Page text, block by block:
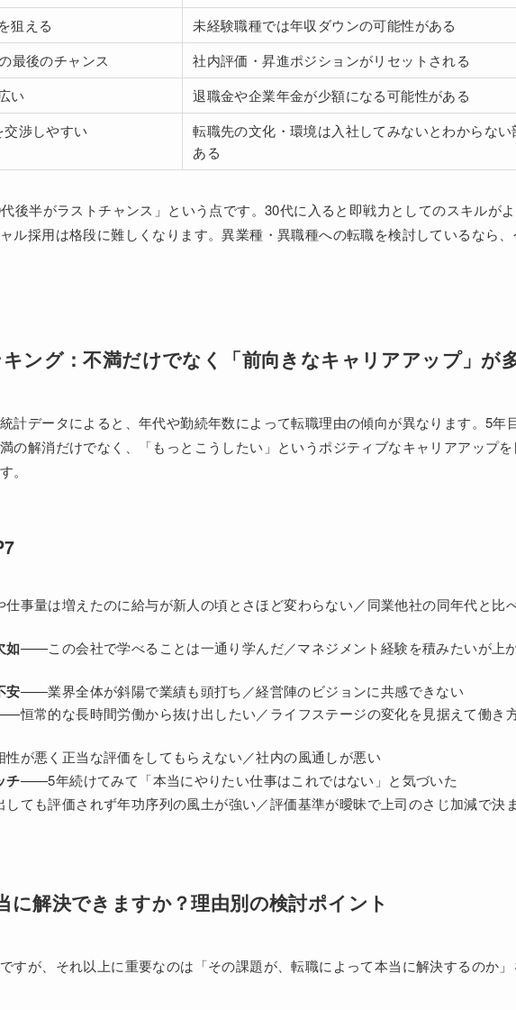
狙える
未経験職種では年収ダウンの可能性がある
最後のチャンス
社内評価・昇進ポジションがリセットされる
い
退職金や企業年金が少額になる可能性がある
渉しやすい
転職先の文化・環境は入社してみないとわからない
ある
後半がラストチャンス」という点です。30代に入ると即戦力としてのスキルが
ル採用は格段に難しくなります。異業種・異職種への転職を検討しているなら、
ング：不満だけでなく「前向きなキャリアアップ」が
計データによると、年代や勤続年数によって転職理由の傾向が異なります。5年
の解消だけでなく、「もっとこうしたい」というポジティブなキャリアアップ
。
事量は増えたのに給与が新人の頃とさほど変わらない／同業他社の同年代と比
如——この会社で学べることは一通り学んだ／マネジメント経験を積みたいが上
安——業界全体が斜陽で業績も頭打ち／経営陣のビジョンに共感できない
恒常的な長時間労働から抜け出したい／ライフステージの変化を見据えて働き
が悪く正当な評価をしてもらえない／社内の風通しが悪い
チ——5年続けてみて「本当にやりたい仕事はこれではない」と気づいた
ても評価されず年功序列の風土が強い／評価基準が曖昧で上司のさじ加減で決
に解決できますか？理由別の検討ポイント
すが、それ以上に重要なのは「その課題が、転職によって本当に解決するのか